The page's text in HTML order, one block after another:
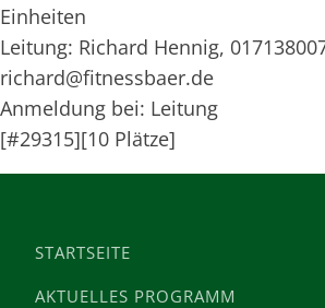
Einheiten
Leitung: Richard Hennig,
richard@fitnessbaer.de
Anmeldung bei: Leitung
[#29315][10 Plätze]
STARTSEITE
AKTUELLES PROGRAMM